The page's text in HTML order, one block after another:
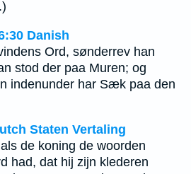
Danish
Ord, sønderrev han
stod der paa Muren; og
indenunder har Sæk paa den
Staten Vertaling
de koning de woorden
had, dat hij zijn klederen